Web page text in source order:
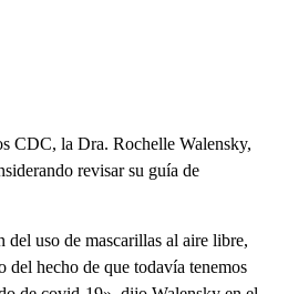
CDC, la Dra. Rochelle Walensky,
revisar su guía de
del uso de mascarillas al aire libre,
del hecho de que todavía tenemos